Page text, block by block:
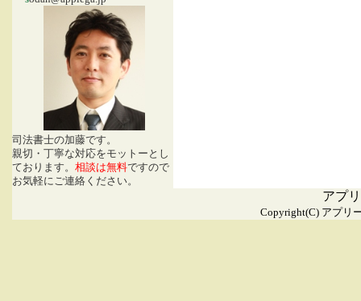
司法書士の加藤です。
親切・丁寧な対応をモットーとし
ております。 相談は無料ですので
お気軽にご連絡ください。
アプ
Copyright(C)アプリ